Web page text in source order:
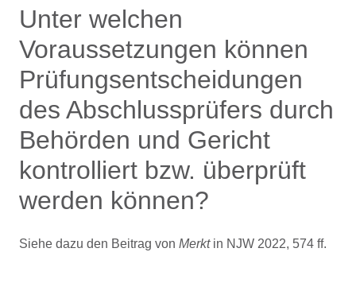
Unter welchen
Voraussetzungen können
Prüfungsentscheidungen
des Abschlussprüfers durch
Behörden und Gericht
kontrolliert bzw. überprüft
werden können?
Siehe dazu den Beitrag von Merktin NJW 2022, 574 ff.